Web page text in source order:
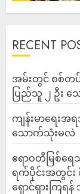
RECENT
အမ်းတွင် စစ်တ
ပြည်သူ ၂ ဦး သ
ကျန်းမာရေးအ
သောက်သုံးမလဲ
ဧရာဝတီမြစ်ရ
ရက်ပိုင်းအတွင်း
ရှောင်ရှားကြရ